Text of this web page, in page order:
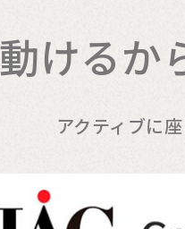
動けるか
アクティブに